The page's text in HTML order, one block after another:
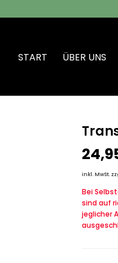
START ÜBER UNS
inkl. MwSt.
Bei
sind auf
jeglicher